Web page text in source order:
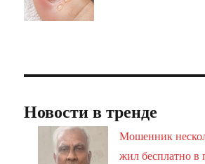
Новости в тренде
Мошенник
жил бесплатно в